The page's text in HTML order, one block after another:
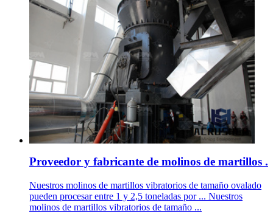
Proveedor y fabricante de molinos de martillos .
Nuestros molinos de martillos vibratorios de tamaño ovalado
pueden procesar entre 1 y 2,5 toneladas por ... Nuestros
molinos de martillos vibratorios de tamaño ...